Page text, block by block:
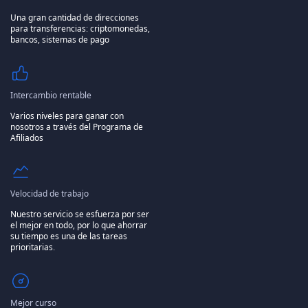
Una gran cantidad de direcciones
para transferencias: criptomonedas,
bancos, sistemas de pago
Intercambio rentable
Varios niveles para ganar con
nosotros a través del Programa de
Afiliados
Velocidad de trabajo
Nuestro servicio se esfuerza por ser
el mejor en todo, por lo que ahorrar
su tiempo es una de las tareas
prioritarias.
Mejor curso